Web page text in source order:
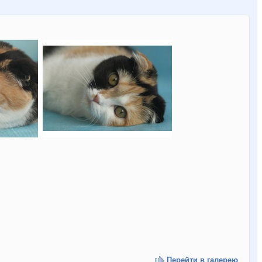
Перейти в галерею